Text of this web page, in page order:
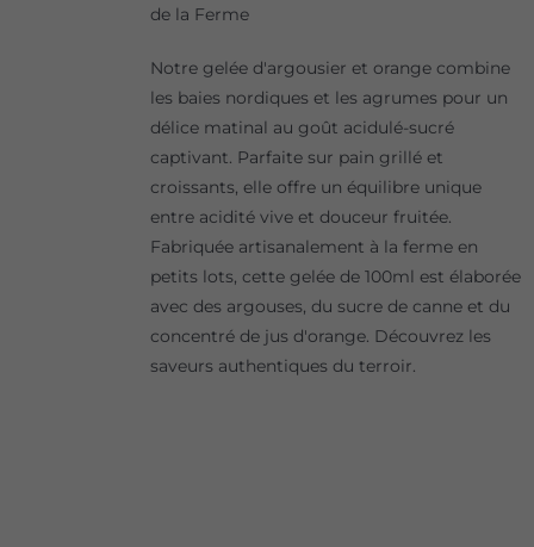
de la Ferme
Notre gelée d'argousier et orange combine
les baies nordiques et les agrumes pour un
délice matinal au goût acidulé-sucré
captivant. Parfaite sur pain grillé et
croissants, elle offre un équilibre unique
entre acidité vive et douceur fruitée.
Fabriquée artisanalement à la ferme en
petits lots, cette gelée de 100ml est élaborée
avec des argouses, du sucre de canne et du
concentré de jus d'orange. Découvrez les
saveurs authentiques du terroir.